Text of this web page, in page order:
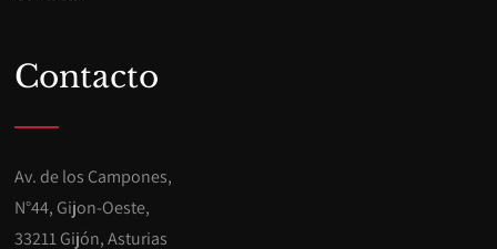
Contacto
Av. de los Campones,
N°44, Gijon-Oeste,
33211 Gijón, Asturias